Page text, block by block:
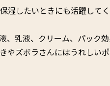
湿したいときにも活躍して
、乳液、クリーム、パック
やズボラさんにはうれしい